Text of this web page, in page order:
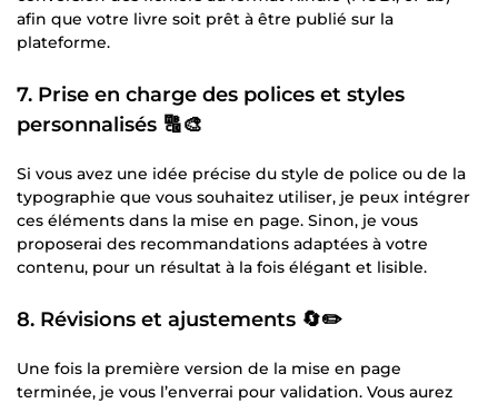
afin que votre livre soit prêt à être publié sur la
plateforme.
7. Prise en charge des polices et styles
personnalisés 🔠🎨
Si vous avez une idée précise du style de police ou de la
typographie que vous souhaitez utiliser, je peux intégrer
ces éléments dans la mise en page. Sinon, je vous
proposerai des recommandations adaptées à votre
contenu, pour un résultat à la fois élégant et lisible.
8. Révisions et ajustements 🔄✏️
Une fois la première version de la mise en page
terminée, je vous l’enverrai pour validation. Vous aurez